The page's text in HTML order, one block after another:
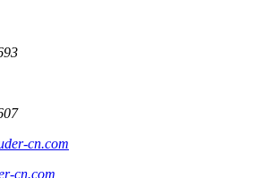
cn.com
cn.com